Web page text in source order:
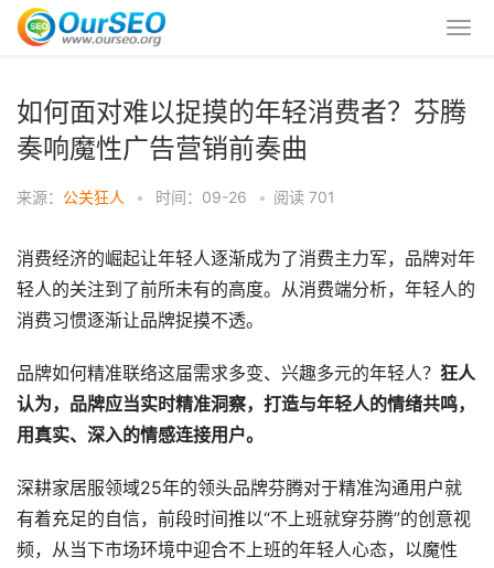
如何面对难以捉摸的年轻消费者？芬腾
奏响魔性广告营销前奏曲
来源： 公关狂人 • 时间：09-26 • 阅读 701
消费经济的崛起让年轻人逐渐成为了消费主力军，品牌对年
轻人的关注到了前所未有的高度。从消费端分析，年轻人的
消费习惯逐渐让品牌捉摸不透。
品牌如何精准联络这届需求多变、兴趣多元的年轻人？ 狂人
认为，品牌应当实时精准洞察，打造与年轻人的情绪共鸣，
用真实、深入的情感连接用户。
深耕家居服领域25年的领头品牌芬腾对于精准沟通用户就
有着充足的自信，前段时间推以“不上班就穿芬腾”的创意视
频，从当下市场环境中迎合不上班的年轻人心态，以魔性